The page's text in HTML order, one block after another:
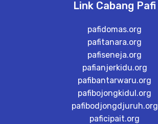
Link Cabang Pafi
pafidomas.org
pafitanara.org
pafiseneja.org
pafianjerkidu.org
pafibantarwaru.org
pafibojongkidul.org
pafibodjongdjuruh.org
paficipait.org